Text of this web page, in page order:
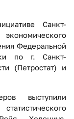
Санкт-
экономического
Федеральной
по г. Санкт-
(Петростат) и
выступили